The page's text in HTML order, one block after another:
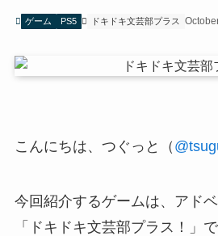
ゲーム PS5 ドキドキ文芸部プラス
こんにちは、つぐっと（
今回紹介するゲームは、アド
「ドキドキ文芸部プラス！」で